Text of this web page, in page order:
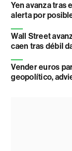
Yen avanza tras
alerta por
Wall Street
caen tras débil
Vender euros
geopolítico,